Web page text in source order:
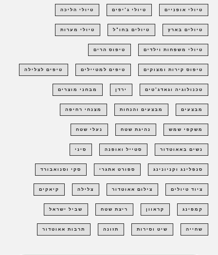
טיולי אופניים טיולי ג'יפים טיולי הליכה
טיולים בארץ טיולים בחו"ל טיולי מערות
טיולי משפחות וילדים טיפוס הרים
טיפוס קירות ומצוקים טיפים למטיילים טיפים לצלילה
טכנולוגיה וגאדג'טים ירדן מבחני מוצרים
מבצעים מבצעים והנחות מצנחי רחיפה
משקפי שמש נהיגת שטח נעלי שטח
נשים באאוטדור סטייל ואופנה סיני
סנפלינג וקניונינג ספורט אתגרי סקי וסנואבורד
ציוד טיולים צילום אאוטדור צלילה קיאקים
קמפינג קראוון ריצת שטח שביל ישראל
שחייה שיט וסירות תזונה תרבות אאוטדור